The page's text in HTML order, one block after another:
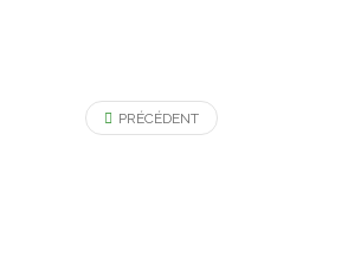
PRÉCÉDENT